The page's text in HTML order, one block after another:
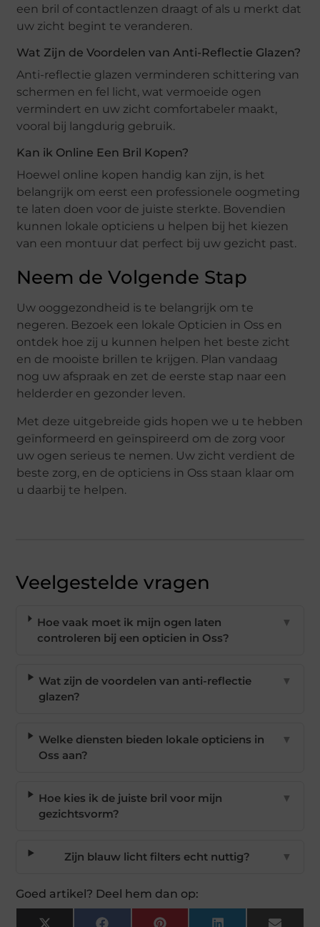
een bril of contactlenzen draagt of als u merkt dat
uw zicht begint te veranderen.
Wat Zijn de Voordelen van Anti-Reflectie Glazen?
Anti-reflectie glazen verminderen schittering van
schermen en fel licht, wat vermoeide ogen
vermindert en uw zicht comfortabeler maakt,
vooral bij langdurig gebruik.
Kan ik Online Een Bril Kopen?
Hoewel online kopen handig kan zijn, is het
belangrijk om eerst een professionele oogmeting
te laten doen voor de juiste sterkte. Bovendien
kunnen lokale opticiens u helpen bij het kiezen
van een montuur dat perfect bij uw gezicht past.
Neem de Volgende Stap
Uw ooggezondheid is te belangrijk om te
negeren. Bezoek een lokale Opticien in Oss en
ontdek hoe zij u kunnen helpen het beste zicht
en de mooiste brillen te krijgen. Plan vandaag
nog uw afspraak en zet de eerste stap naar een
helderder en gezonder leven.
Met deze uitgebreide gids hopen we u te hebben
geïnformeerd en geïnspireerd om de zorg voor
uw ogen serieus te nemen. Uw zicht verdient de
beste zorg, en de opticiens in Oss staan klaar om
u daarbij te helpen.
Veelgestelde vragen
Hoe vaak moet ik mijn ogen laten
controleren bij een opticien in Oss?
▼
Wat zijn de voordelen van anti-reflectie
glazen?
▼
Welke diensten bieden lokale opticiens in
Oss aan?
▼
Hoe kies ik de juiste bril voor mijn
gezichtsvorm?
▼
Zijn blauw licht filters echt nuttig? ▼
Goed artikel? Deel hem dan op: